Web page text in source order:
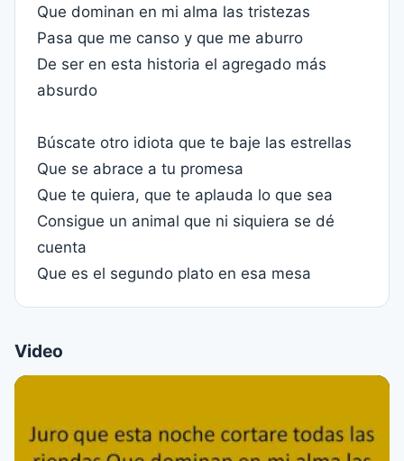
Que dominan en mi alma las tristezas
Pasa que me canso y que me aburro
De ser en esta historia el agregado más
absurdo
Búscate otro idiota que te baje las estrellas
Que se abrace a tu promesa
Que te quiera, que te aplauda lo que sea
Consigue un animal que ni siquiera se dé
cuenta
Que es el segundo plato en esa mesa
Video